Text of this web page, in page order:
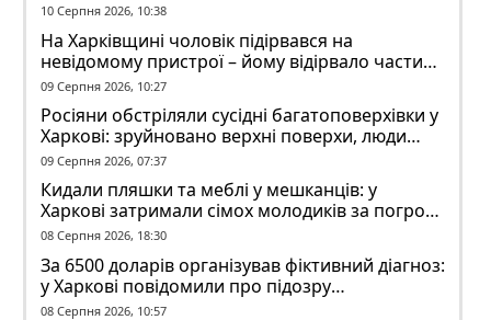
10 Серпня 2026, 10:38
На Харківщині чоловік підірвався на
невідомому пристрої – йому відірвало частину
руки
09 Серпня 2026, 10:27
Росіяни обстріляли сусідні багатоповерхівки у
Харкові: зруйновано верхні поверхи, люди
заблоковані
09 Серпня 2026, 07:37
Кидали пляшки та меблі у мешканців: у
Харкові затримали сімох молодиків за погром
у гуртожитку
08 Серпня 2026, 18:30
За 6500 доларів організував фіктивний діагноз:
у Харкові повідомили про підозру
ексзавідувачу психлікарні
08 Серпня 2026, 10:57